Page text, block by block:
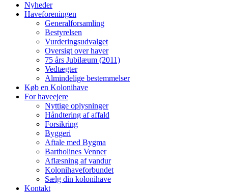
Nyheder
Haveforeningen
Generalforsamling
Bestyrelsen
Vurderingsudvalget
Oversigt over haver
75 års Jubilæum (2011)
Vedtægter
Almindelige bestemmelser
Køb en Kolonihave
For haveejere
Nyttige oplysninger
Håndtering af affald
Forsikring
Byggeri
Aftale med Bygma
Bartholines Venner
Aflæsning af vandur
Kolonihaveforbundet
Sælg din kolonihave
Kontakt